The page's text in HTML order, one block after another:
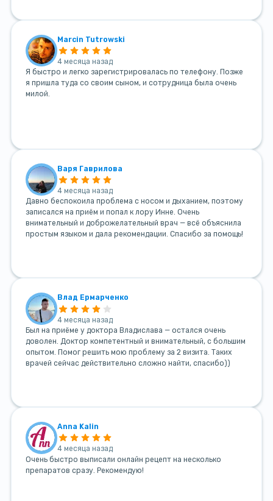
Marcin Tutrowski
4 месяца назад
Я быстро и легко зарегистрировалась по телефону. Позже
я пришла туда со своим сыном, и сотрудница была очень
милой.
Варя Гаврилова
4 месяца назад
Давно беспокоила проблема с носом и дыханием, поэтому
записался на приём и попал к лору Инне. Очень
внимательный и доброжелательный врач — всё объяснила
простым языком и дала рекомендации. Спасибо за помощь!
Влад Ермарченко
4 месяца назад
Был на приёме у доктора Владислава — остался очень
доволен. Доктор компетентный и внимательный, с большим
опытом. Помог решить мою проблему за 2 визита. Таких
врачей сейчас действительно сложно найти, спасибо))
Anna Kalin
4 месяца назад
Очень быстро выписали онлайн рецепт на несколько
препаратов сразу. Рекомендую!